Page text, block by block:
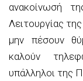
ανακοίνωσή
Λειτουργίας
μην πέσουν
καλούν
υπάλληλοι της